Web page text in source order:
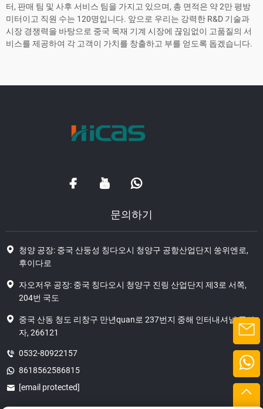
터, 판매 팀 및 사후 서비스 팀을 가지고 있으며, 총 면적은 약 2만 평방
미터이고 직원 수는 120명입니다. 앞으로 우리는 강력한 R&D 기술과
시장 경쟁력을 바탕으로 중국 목재 기계 시장에 끊임없이 고품질의 서
비스를 제공하여 각 고객이 가치를 창출하고 부를 얻도록 돕겠습니다.
문의하기
청양 공장: 중국 산둥성 칭다오시 청양구 공항산업단지 쑹위엔로,
후이다로
자오저우 공장: 중국 칭다오시 청양구 진링 산업단지 제3로 서쪽,
204번 국도
중국 산동 청도 리창구 만년quan로 237번지 중해 인터내셔널 플라
자, 266121
0532-80922157
8618562586815
[email protected]